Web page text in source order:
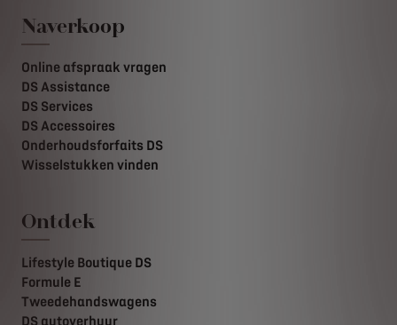
Naverkoop
Online afspraak vragen
DS Assistance
DS Services
DS Accessoires
Onderhoudsforfaits DS
Wisselstukken vinden
Ontdek
Lifestyle Boutique DS
Formule E
Tweedehandswagens
DS autoverhuur